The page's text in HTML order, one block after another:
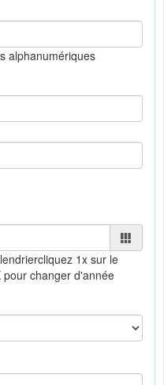
alphanumériques
cliquez 1x sur le
changer d'année